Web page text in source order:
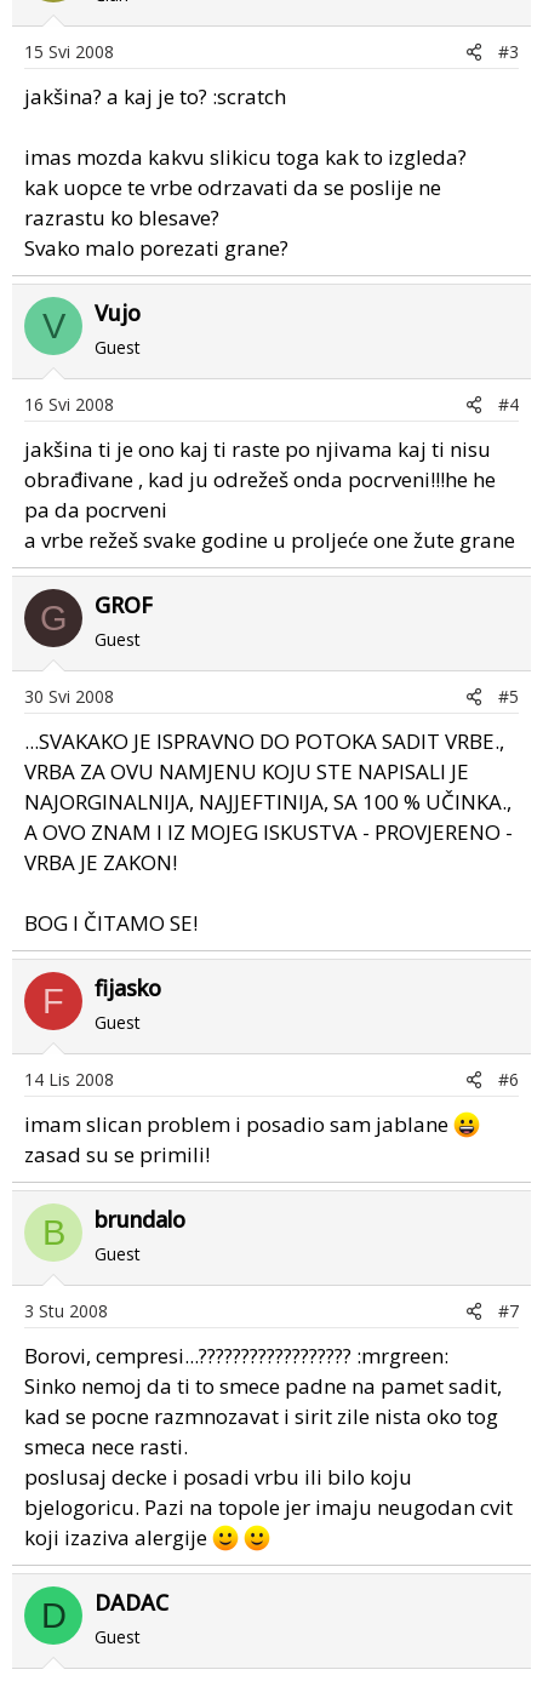
15 Svi 2008 #3
jakšina? a kaj je to? :scratch
imas mozda kakvu slikicu toga kak to izgleda?
kak uopce te vrbe odrzavati da se poslije ne
razrastu ko blesave?
Svako malo porezati grane?
V Vujo
Guest
16 Svi 2008 #4
jakšina ti je ono kaj ti raste po njivama kaj ti nisu
obrađivane , kad ju odrežeš onda pocrveni!!!he he
pa da pocrveni
a vrbe režeš svake godine u proljeće one žute grane
G GROF
Guest
30 Svi 2008 #5
...SVAKAKO JE ISPRAVNO DO POTOKA SADIT VRBE.,
VRBA ZA OVU NAMJENU KOJU STE NAPISALI JE
NAJORGINALNIJA, NAJJEFTINIJA, SA 100 % UČINKA.,
A OVO ZNAM I IZ MOJEG ISKUSTVA - PROVJERENO -
VRBA JE ZAKON!
BOG I ČITAMO SE!
F fijasko
Guest
14 Lis 2008 #6
imam slican problem i posadio sam jablane
zasad su se primili!
B brundalo
Guest
3 Stu 2008 #7
Borovi, cempresi...?????????????????? :mrgreen:
Sinko nemoj da ti to smece padne na pamet sadit,
kad se pocne razmnozavat i sirit zile nista oko tog
smeca nece rasti.
poslusaj decke i posadi vrbu ili bilo koju
bjelogoricu. Pazi na topole jer imaju neugodan cvit
koji izaziva alergije
D DADAC
Guest